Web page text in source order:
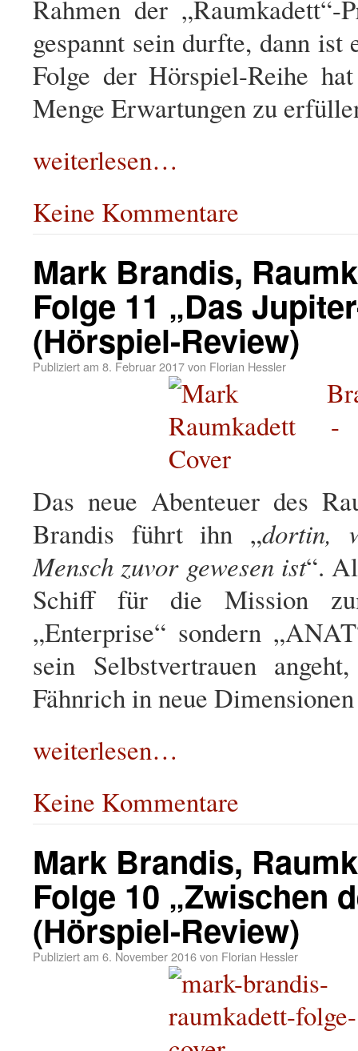
Rahmen der „Raumkadett“-
gespannt sein durfte, dann ist
Folge der Hörspiel-Reihe
Menge Erwartungen zu
weiterlesen…
Keine Kommentare
Mark Brandis,
Folge 11 „Das
(Hörspiel-Review)
Publiziert am 8. Februar 2017von Florian Hessler
Das neue Abenteuer des
Brandis führt ihn „dortin,
Mensch zuvor gewesen ist“.
Schiff für die Mission
„Enterprise“ sondern
sein Selbstvertrauen
Fähnrich in neue
weiterlesen…
Keine Kommentare
Mark Brandis,
Folge 10 „Zwischen
(Hörspiel-Review)
Publiziert am 6. November 2016von Florian Hessler